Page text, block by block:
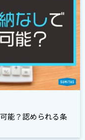
能？認められる条